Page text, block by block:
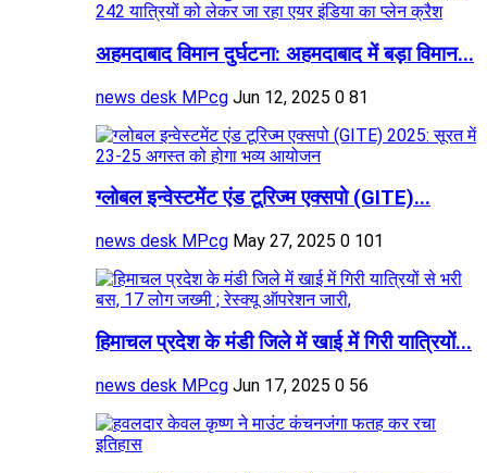
अहमदाबाद विमान दुर्घटना: अहमदाबाद में बड़ा विमान...
news desk MPcg Jun 12, 2025 0 81
ग्लोबल इन्वेस्टमेंट एंड टूरिज्म एक्सपो (GITE)...
news desk MPcg May 27, 2025 0 101
हिमाचल प्रदेश के मंडी जिले में खाई में गिरी यात्रियों...
news desk MPcg Jun 17, 2025 0 56